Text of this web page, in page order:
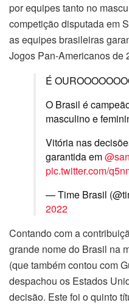
por equipes tanto no
competição disputada em
as equipes brasileiras
Jogos Pan-Americanos de
É
O Brasil é
masculino e
Vitória nas
garantida em
pic.twitter.com/
— Time Brasil
2022
Contando com a
grande nome do Brasil na
(que também contou com
despachou os Estados
decisão. Este foi o quinto